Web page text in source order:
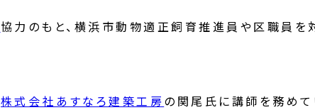
協力のもと、横浜市動物適正飼育推進員や区職員を
株式会社あすなろ建築工房の関尾氏に講師を務めて